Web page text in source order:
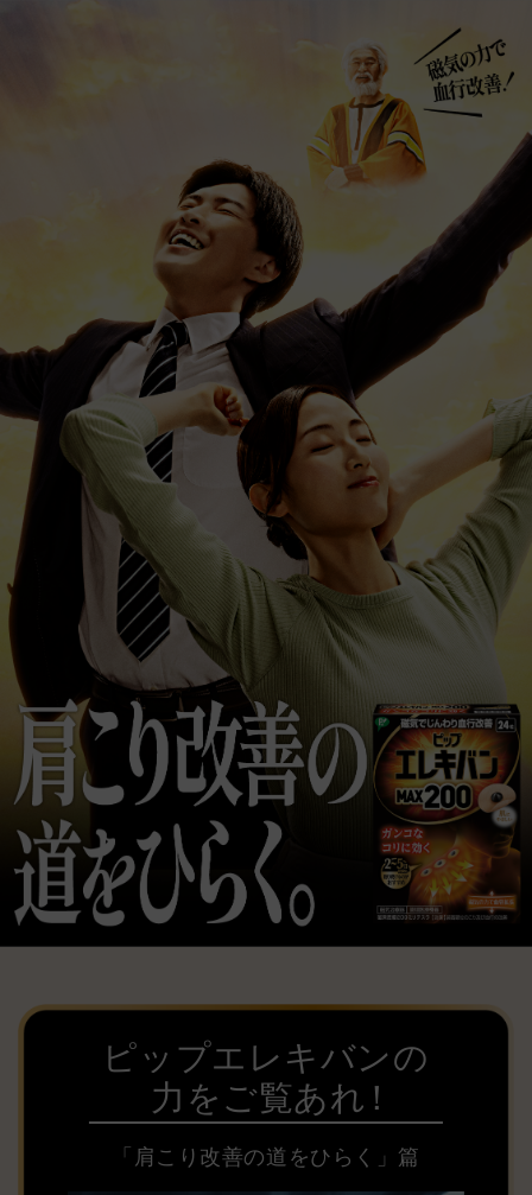
ピップエレキバンの
力をご覧あれ！
「肩こり改善の道をひらく」篇